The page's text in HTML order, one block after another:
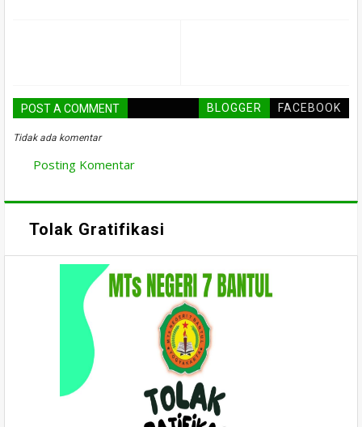
POST A COMMENT BLOGGER FACEBOOK
Tidak ada komentar
Posting Komentar
Tolak Gratifikasi